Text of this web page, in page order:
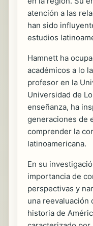
atención a las
han sido
estudios
Hamnett ha
académicos a lo
profesor en la
Universidad de
enseñanza, ha
generaciones de
comprender la
latinoamericana.
En su
importancia de
perspectivas y
una reevaluación
historia de